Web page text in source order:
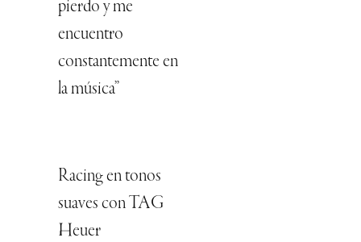
pierdo y me
encuentro
constantemente en
la música”
Racing en tonos
suaves con TAG
Heuer